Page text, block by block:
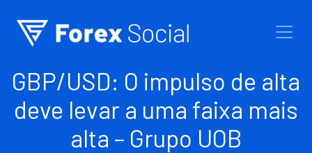
GBP/USD: O impulso de alta
deve levar a uma faixa mais
alta – Grupo UOB